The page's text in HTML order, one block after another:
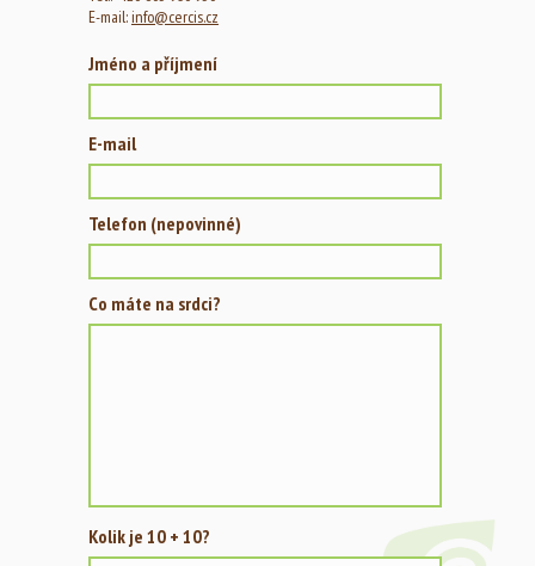
E-mail:info@cercis.cz
Jméno a příjmení
E-mail
Telefon (nepovinné)
Co máte na srdci?
Kolik je 10 + 10?